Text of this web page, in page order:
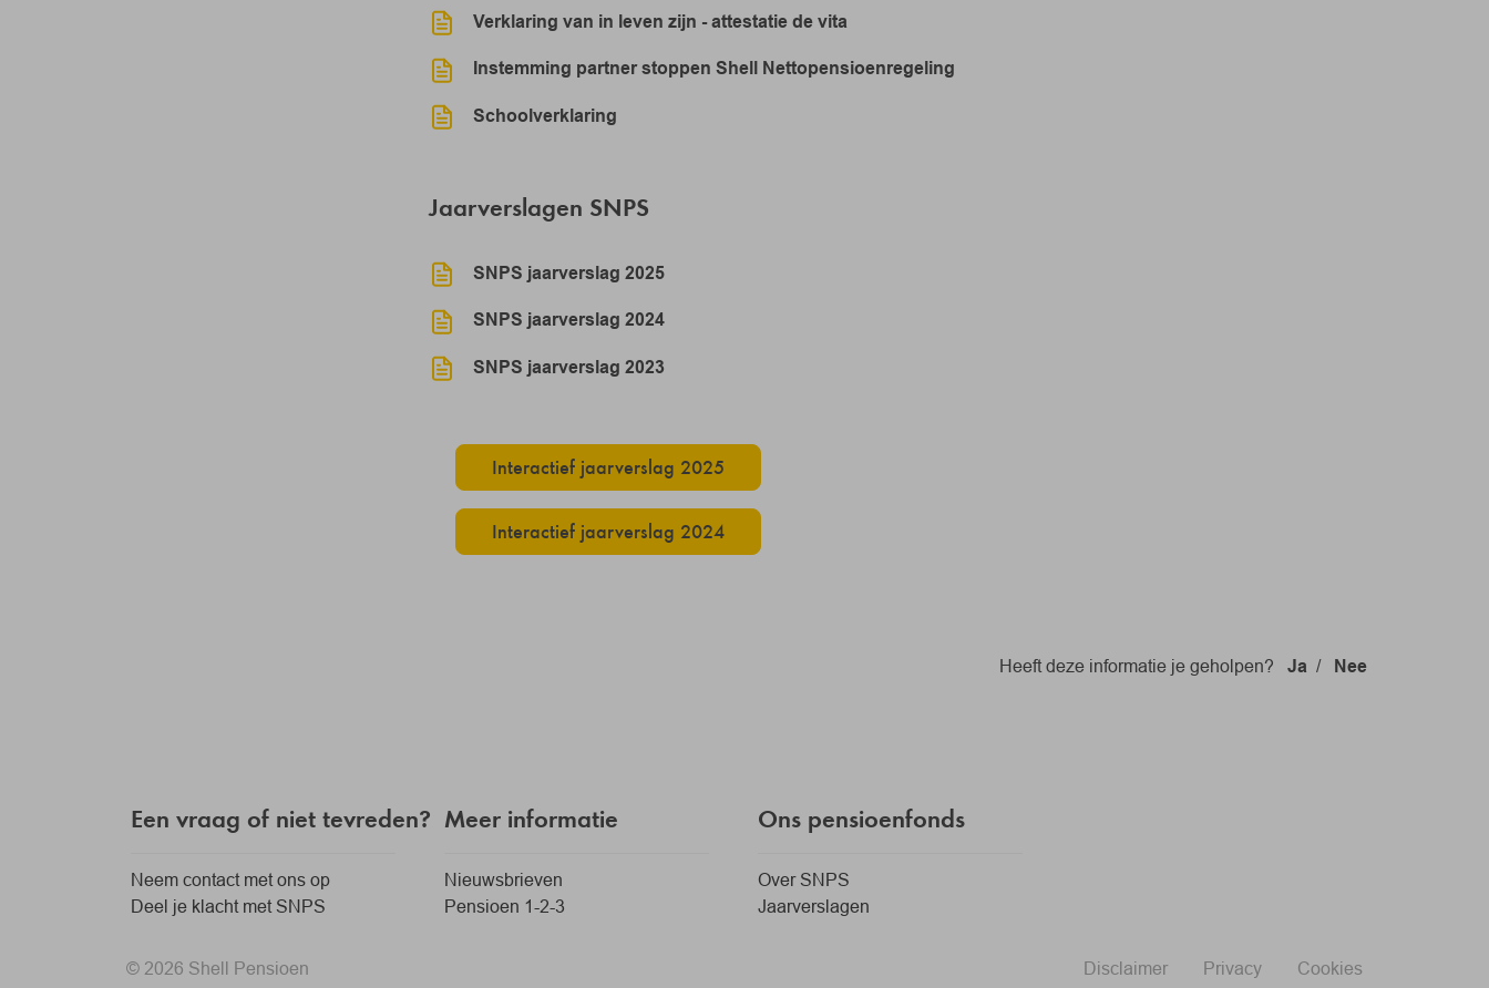
Verklaring van in leven zijn - attestatie de vita
Instemming partner stoppen Shell Nettopensioenregeling
Schoolverklaring
Jaarverslagen SNPS
SNPS jaarverslag 2025
SNPS jaarverslag 2024
SNPS jaarverslag 2023
Interactief jaarverslag 2025
Interactief jaarverslag 2024
Heeft deze informatie je geholpen? Ja / Nee
Een vraag of niet tevreden?
Neem contact met ons op
Deel je klacht met SNPS
Meer informatie
Nieuwsbrieven
Pensioen 1-2-3
Ons pensioenfonds
Over SNPS
Jaarverslagen
© 2026 Shell Pensioen Disclaimer Privacy Cookies